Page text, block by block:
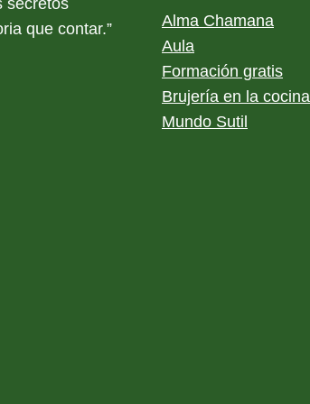
secretos
que contar.”
Alma Chamana
Aula
Formación gratis
Brujería en la cocina
Mundo Sutil